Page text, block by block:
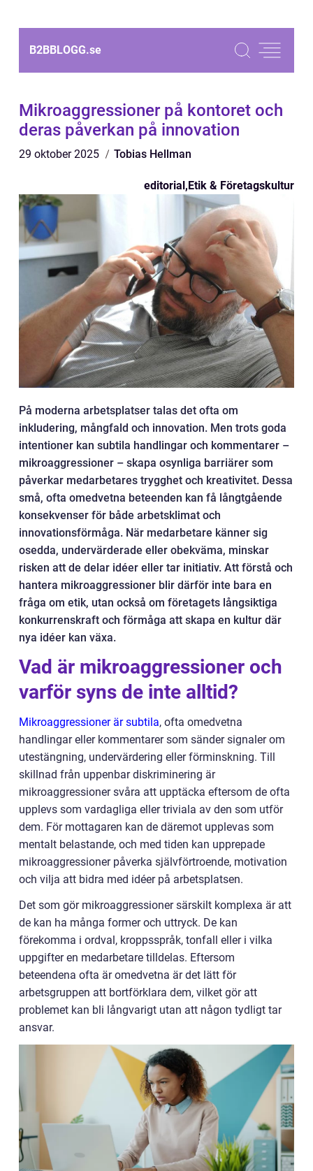
B2BBLOGG.se
Mikroaggressioner på kontoret och
deras påverkan på innovation
29 oktober 2025 Tobias Hellman
editorial,Etik & Företagskultur
På moderna arbetsplatser talas det ofta om
inkludering, mångfald och innovation. Men trots goda
intentioner kan subtila handlingar och kommentarer –
mikroaggressioner – skapa osynliga barriärer som
påverkar medarbetares trygghet och kreativitet. Dessa
små, ofta omedvetna beteenden kan få långtgående
konsekvenser för både arbetsklimat och
innovationsförmåga. När medarbetare känner sig
osedda, undervärderade eller obekväma, minskar
risken att de delar idéer eller tar initiativ. Att förstå och
hantera mikroaggressioner blir därför inte bara en
fråga om etik, utan också om företagets långsiktiga
konkurrenskraft och förmåga att skapa en kultur där
nya idéer kan växa.
Vad är mikroaggressioner och
varför syns de inte alltid?
Mikroaggressioner är subtila, ofta omedvetna
handlingar eller kommentarer som sänder signaler om
utestängning, undervärdering eller förminskning. Till
skillnad från uppenbar diskriminering är
mikroaggressioner svåra att upptäcka eftersom de ofta
upplevs som vardagliga eller triviala av den som utför
dem. För mottagaren kan de däremot upplevas som
mentalt belastande, och med tiden kan upprepade
mikroaggressioner påverka självförtroende, motivation
och vilja att bidra med idéer på arbetsplatsen.
Det som gör mikroaggressioner särskilt komplexa är att
de kan ha många former och uttryck. De kan
förekomma i ordval, kroppsspråk, tonfall eller i vilka
uppgifter en medarbetare tilldelas. Eftersom
beteendena ofta är omedvetna är det lätt för
arbetsgruppen att bortförklara dem, vilket gör att
problemet kan bli långvarigt utan att någon tydligt tar
ansvar.